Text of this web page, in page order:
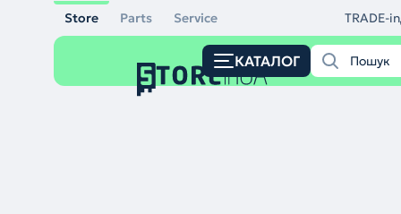
Store Parts Service TRADE-in
КАТАЛОГ